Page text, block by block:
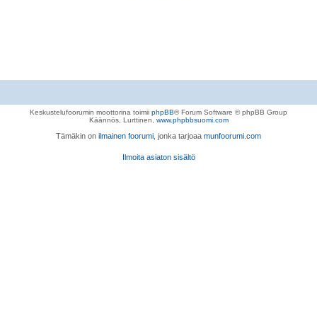
Keskustelufoorumin moottorina toimii phpBB® Forum Software © phpBB Group
Käännös, Lurttinen, www.phpbbsuomi.com
Tämäkin on ilmainen foorumi , jonka tarjoaa munfoorumi.com
Ilmoita asiaton sisältö